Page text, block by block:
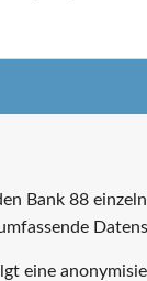
Bank 88
eine